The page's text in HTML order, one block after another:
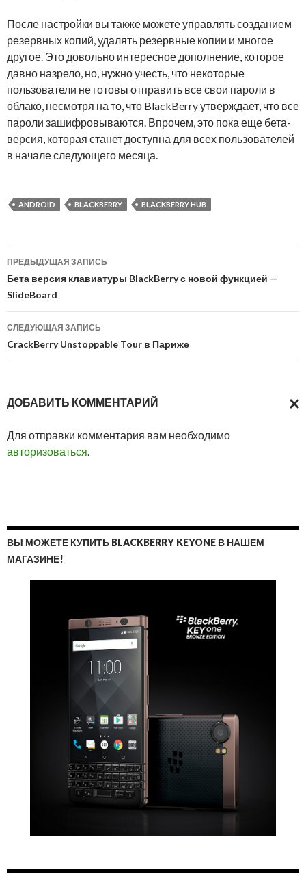
После настройки вы также можете управлять созданием
резервных копий, удалять резервные копии и многое
другое. Это довольно интересное дополнение, которое
давно назрело, но, нужно учесть, что некоторые
пользователи не готовы отправить все свои пароли в
облако, несмотря на то, что BlackBerry утверждает, что все
пароли зашифровываются. Впрочем, это пока еще бета-
версия, которая станет доступна для всех пользователей
в начале следующего месяца.
ANDROID BLACKBERRY BLACKBERRY HUB
Навигация
по
записям
ПРЕДЫДУЩАЯ ЗАПИСЬ
Бета версия клавиатуры BlackBerry с новой функцией —
SlideBoard
СЛЕДУЮЩАЯ ЗАПИСЬ
CrackBerry Unstoppable Tour в Париже
ДОБАВИТЬ КОММЕНТАРИЙ
Для отправки комментария вам необходимо
авторизоваться.
ВЫ МОЖЕТЕ КУПИТЬ BLACKBERRY KEYONE В НАШЕМ
МАГАЗИНЕ!